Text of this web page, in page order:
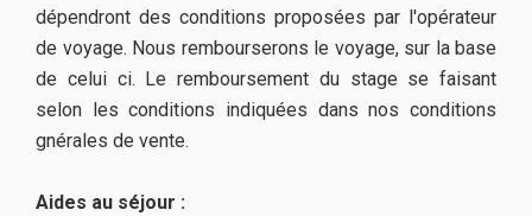
dépendront des conditions proposées par l'opérateur
de voyage. Nous rembourserons le voyage, sur la base
de celui ci. Le remboursement du stage se faisant
selon les conditions indiquées dans nos conditions
gnérales de vente.
Aides au séjour :